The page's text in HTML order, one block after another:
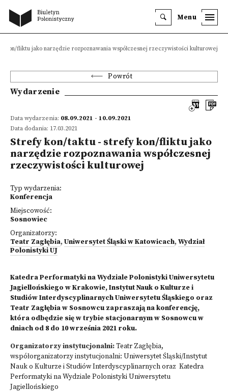
Menu
kon/fliktu jako narzędzie rozpoznawania współczesnej rzeczywistości kulturowej
Powrót
Wydarzenie
Data wydarzenia: 08.09.2021 - 10.09.2021
Data dodania: 17.03.2021
Strefy kon/taktu - strefy kon/fliktu jako
narzędzie rozpoznawania współczesnej
rzeczywistości kulturowej
Typ wydarzenia:
Konferencja
Miejscowość:
Sosnowiec
Organizatorzy:
Teatr Zagłębia, Uniwersytet Śląski w Katowicach, Wydział
Polonistyki UJ
Katedra Performatyki na Wydziale Polonistyki Uniwersytetu
Jagiellońskiego w Krakowie, Instytut Nauk o Kulturze i
Studiów Interdyscyplinarnych Uniwersytetu Śląskiego oraz
Teatr Zagłębia w Sosnowcu zapraszają na konferencję,
która odbędzie się w trybie stacjonarnym w Sosnowcu w
dniach od 8 do 10 września 2021 roku.
Organizatorzy instytucjonalni:Teatr Zagłębia,
współorganizatorzy instytucjonalni: Uniwersytet Śląski/Instytut
Nauk o Kulturze i Studiów Interdyscyplinarnych oraz Katedra
Performatyki na Wydziale Polonistyki Uniwersytetu
Jagiellońskiego